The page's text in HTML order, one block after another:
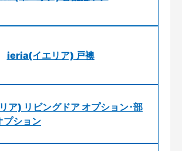
ieria(イエリア) 戸襖
ア) リビングドア オプション･部
プション